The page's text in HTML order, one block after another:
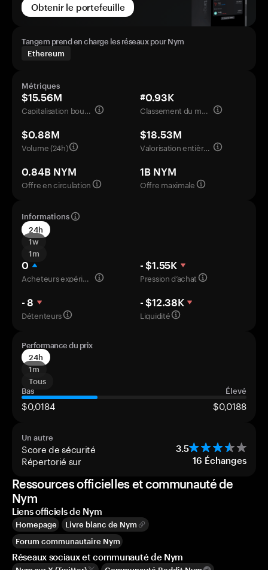
Obtenir le portefeuille
Tangem prend en charge les réseaux pour Nym
Ethereum
Métriques
$15.56M
Capitalisation boursière
#0.93K
Classement du marché
$0.88M
Volume (24h)
$18.53M
Valorisation entièrement diluée
0.84B NYM
Offre en circulation
1B NYM
Offre maximale
Informations
24h
1w
1m
0
Acheteurs expérimentés
- $1.55K
Pression d’achat
- 8
Détenteurs
- $12.38K
Liquidité
Performance du prix
24h
1m
Tous
Bas
Élevé
$0,0184 $0,0188
Un autre
Score de sécurité 3.5
Répertorié sur 16 Échanges
Ressources officielles et communauté de
Nym
Liens officiels de Nym
Homepage
Livre blanc de Nym
Forum communautaire Nym
Réseaux sociaux et communauté de Nym